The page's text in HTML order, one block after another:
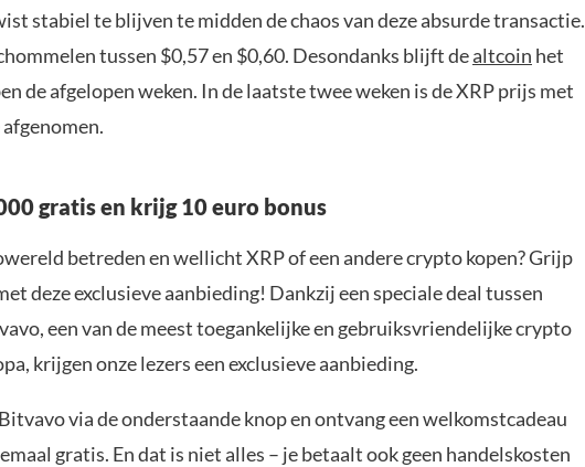
stabiel te blijven te midden de chaos van deze absurde transactie.
tussen $0,57 en $0,60. Desondanks blijft dealtcoin het
de afgelopen weken. In de laatste twee weken is de XRP prijs met
gratis en krijg 10 euro bonus
betreden en wellicht XRP of een andere crypto kopen? Grijp
deze exclusieve aanbieding! Dankzij een speciale deal tussen
een van de meest toegankelijke en gebruiksvriendelijke crypto
krijgen onze lezers een exclusieve aanbieding.
via de onderstaande knop en ontvang een welkomstcadeau
gratis. En dat is niet alles – je betaalt ook geen handelskosten